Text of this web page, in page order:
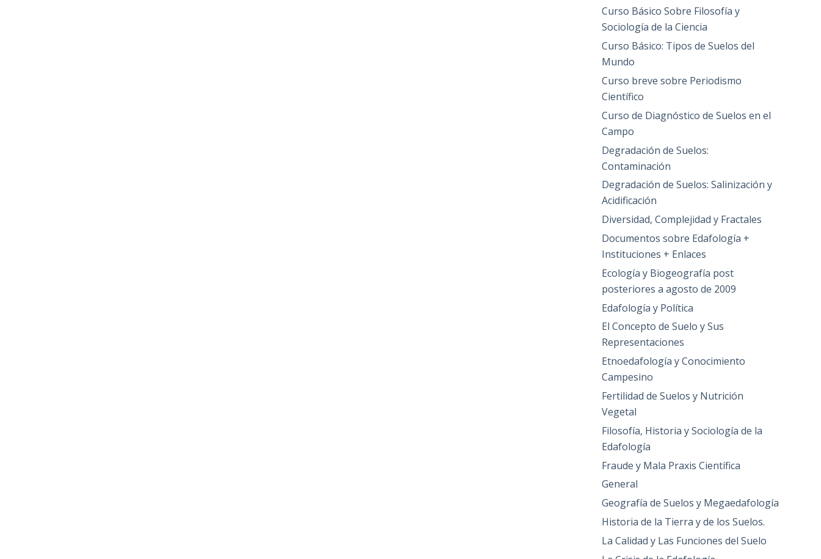
Curso Básico Sobre Filosofía y
Sociología de la Ciencia
Curso Básico: Tipos de Suelos del
Mundo
Curso breve sobre Periodismo
Científico
Curso de Diagnóstico de Suelos en el
Campo
Degradación de Suelos:
Contaminación
Degradación de Suelos: Salinización y
Acidificación
Diversidad, Complejidad y Fractales
Documentos sobre Edafología +
Instituciones + Enlaces
Ecología y Biogeografía post
posteriores a agosto de 2009
Edafología y Política
El Concepto de Suelo y Sus
Representaciones
Etnoedafología y Conocimiento
Campesino
Fertilidad de Suelos y Nutrición
Vegetal
Filosofía, Historia y Sociología de la
Edafología
Fraude y Mala Praxis Científica
General
Geografía de Suelos y Megaedafología
Historia de la Tierra y de los Suelos.
La Calidad y Las Funciones del Suelo